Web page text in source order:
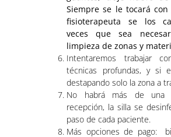
Siempre se le tocará con
fisioterapeuta se los
veces que sea
limpieza de zonas y
Intentaremos trabajar
técnicas profundas, y si
destapando solo la zona a
No habrá más de una
recepción, la silla se
paso de cada paciente.
Más opciones de pago: